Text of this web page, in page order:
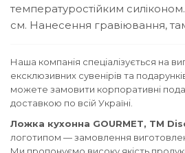
температуростійким
см. Нанесення гравіювання,
Наша компанія спеціалізується на
ексклюзивних сувенірів та
можете замовити корпоративні
доставкою по всій Україні.
Ложка кухонна GOURMET, TM
логотипом — замовлення